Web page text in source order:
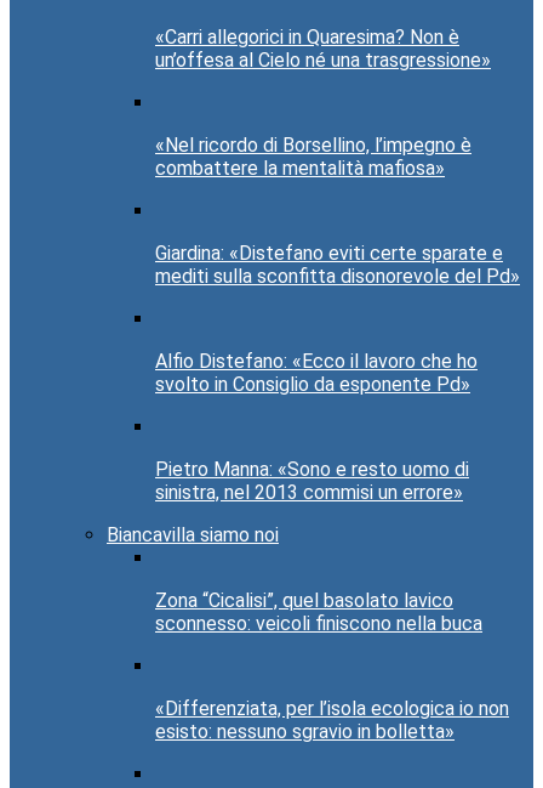
«Carri allegorici in Quaresima? Non è
un’offesa al Cielo né una trasgressione»
«Nel ricordo di Borsellino, l’impegno è
combattere la mentalità mafiosa»
Giardina: «Distefano eviti certe sparate e
mediti sulla sconfitta disonorevole del Pd»
Alfio Distefano: «Ecco il lavoro che ho
svolto in Consiglio da esponente Pd»
Pietro Manna: «Sono e resto uomo di
sinistra, nel 2013 commisi un errore»
Biancavilla siamo noi
Zona “Cicalisi”, quel basolato lavico
sconnesso: veicoli finiscono nella buca
«Differenziata, per l’isola ecologica io non
esisto: nessuno sgravio in bolletta»